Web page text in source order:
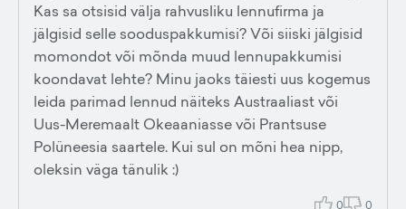
Kas sa otsisid välja rahvusliku lennufirma ja
jälgisid selle sooduspakkumisi? Või siiski jälgisid
momondot või mõnda muud lennupakkumisi
koondavat lehte? Minu jaoks täiesti uus kogemus
leida parimad lennud näiteks Austraaliast või
Uus-Meremaalt Okeaaniasse või Prantsuse
Polüneesia saartele. Kui sul on mõni hea nipp,
oleksin väga tänulik :)
0 0